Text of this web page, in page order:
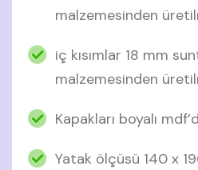
malzemesinden
iç kısımlar 18 mm
malzemesinden
Kapakları boyalı
Yatak ölçüsü 140 x